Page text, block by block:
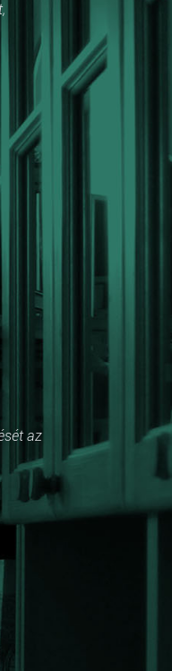
az
látszik,
vonatkozó vajdasági